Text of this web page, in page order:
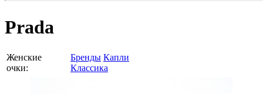
Prada
Женские
очки:
Бренды Капли
Классика